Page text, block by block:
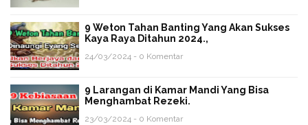
9 Weton Tahan Banting Yang Akan Sukses
Kaya Raya Ditahun 2024.,
24/03/2024 - 0 Komentar
9 Larangan di Kamar Mandi Yang Bisa
Menghambat Rezeki.
23/03/2024 - 0 Komentar